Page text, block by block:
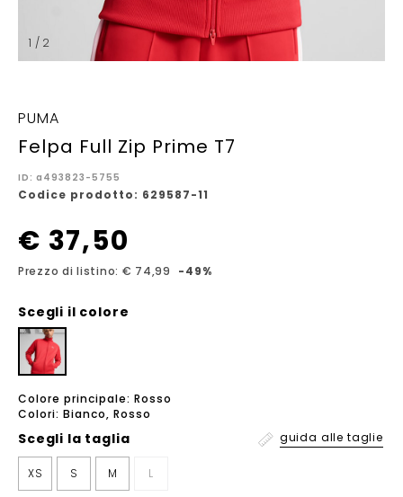
1 / 2
PUMA
Felpa Full Zip Prime T7
ID: a493823-5755
Codice prodotto: 629587-11
€ 37,50
Prezzo di listino: € 74,99 -49%
Scegli il colore
Colore principale: Rosso
Colori: Bianco, Rosso
Scegli la taglia guida alle taglie
XS S M L